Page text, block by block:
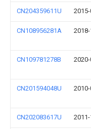
CN204359611U
CN108956281A
CN109781278B
CN201594048U
CN202083617U 2011-